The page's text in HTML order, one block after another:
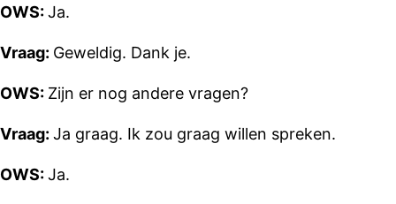
OWS:Ja.
Vraag: Geweldig. Dank je.
OWS: Zijn er nog andere vragen?
Vraag: Ja graag. Ik zou graag willen spreken.
OWS:Ja.